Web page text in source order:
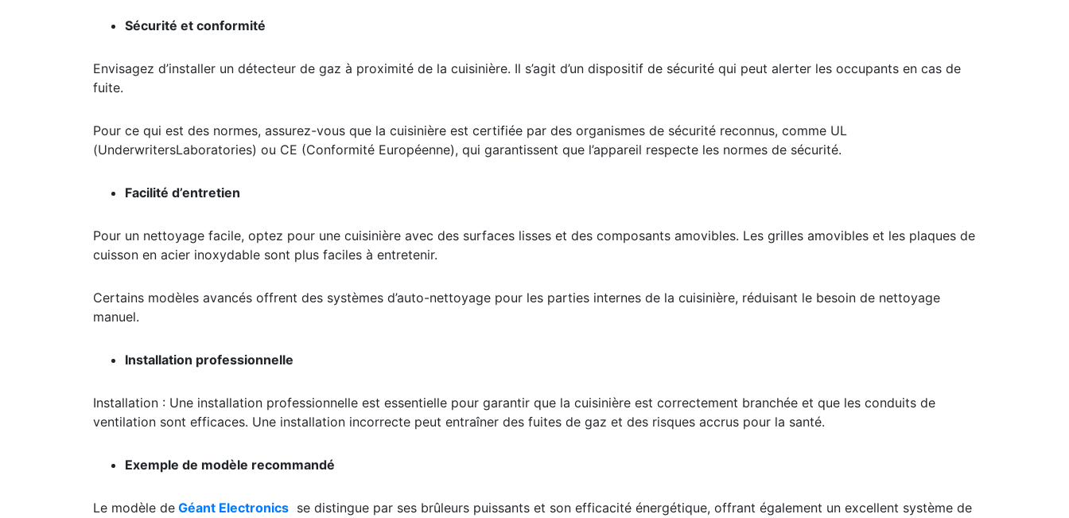
Sécurité et conformité
Envisagez d’installer un détecteur de gaz à proximité de la cuisinière. Il s’agit d’un dispositif de sécurité qui peut alerter les occupants en cas de
fuite.
Pour ce qui est des normes, assurez-vous que la cuisinière est certifiée par des organismes de sécurité reconnus, comme UL
(UnderwritersLaboratories) ou CE (Conformité Européenne), qui garantissent que l’appareil respecte les normes de sécurité.
Facilité d’entretien
Pour un nettoyage facile, optez pour une cuisinière avec des surfaces lisses et des composants amovibles. Les grilles amovibles et les plaques de
cuisson en acier inoxydable sont plus faciles à entretenir.
Certains modèles avancés offrent des systèmes d’auto-nettoyage pour les parties internes de la cuisinière, réduisant le besoin de nettoyage
manuel.
Installation professionnelle
Installation : Une installation professionnelle est essentielle pour garantir que la cuisinière est correctement branchée et que les conduits de
ventilation sont efficaces. Une installation incorrecte peut entraîner des fuites de gaz et des risques accrus pour la santé.
Exemple de modèle recommandé
Le modèle de Géant Electronics se distingue par ses brûleurs puissants et son efficacité énergétique, offrant également un excellent système de